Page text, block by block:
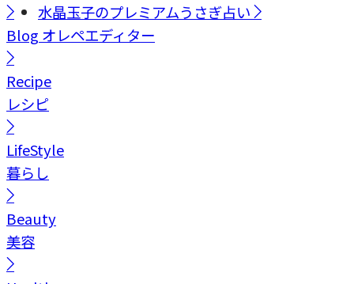
水晶玉子のプレミアムうさぎ占い
Blog オレペエディター
Recipe
レシピ
LifeStyle
暮らし
Beauty
美容